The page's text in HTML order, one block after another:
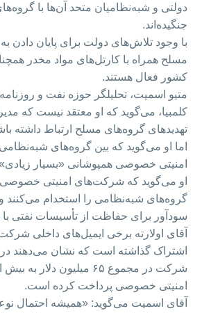
دولتی و شبه‌نظامیان متحد آن‌ها با
جنگیده‌اند.
با وجود تلاش‌های دولت برای پایان دادن
مسلح همراه با کارتل‌های مواد مخدر
کشور فعال هستند.
متیو اسمیت، تحلیلگر حوزه نفت و
کلمبیا، می‌گوید که او معتقد نیست که
تهدیدهای گروه‌‌های مسلح ارتباط داشته
اما او می‌گوید که بین گروه‌های
امنیتی خصوصی همپوشانی «بسیار
او می‌گوید که شرکت‌های امنیتی
گروه‌های شبه‌نظامی را استخدام می‌کنند
سودآور برای حفاظت از تأسیسات نفتی با
آقای اولارته برخی ایمیل‌های داخلی
امنیتی خصوصی پرداخت کرده است.
آقای اسمیت می‌گوید: «همیشه احتمال